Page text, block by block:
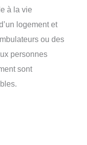
à la vie
logement et
ou des
personnes
sont